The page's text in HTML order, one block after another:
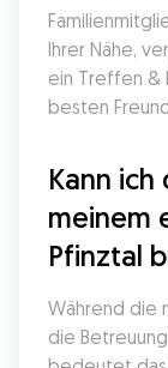
Ihrer Nähe,
ein Treffen &
besten
Kann
meinem
Pfinztal
Während die
die